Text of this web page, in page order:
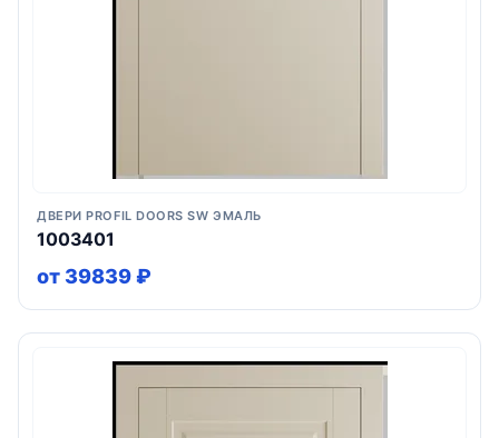
ДВЕРИ PROFIL DOORS SW ЭМАЛЬ
1003401
от 39839 ₽